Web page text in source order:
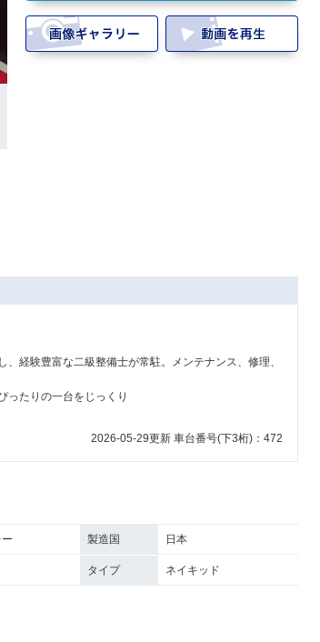
経験豊富な二級整備士が常駐。メンテナンス、修理、
ったりの一台をじっくり
2026-05-29更新 車台番号(下3桁)：472
製造国 日本
タイプ ネイキッド